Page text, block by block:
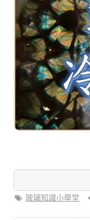
玻璃知識小學堂